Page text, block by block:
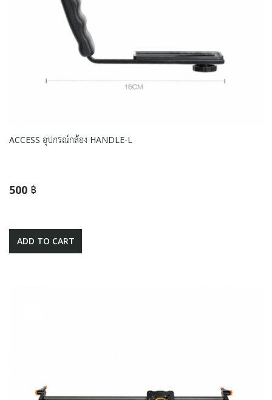
ACCESS อุปกรณ์กล้อง HANDLE-L
500 ฿
ADD TO CART